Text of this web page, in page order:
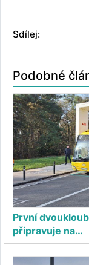
Sdílej:
Podobné
První
připravuje na…